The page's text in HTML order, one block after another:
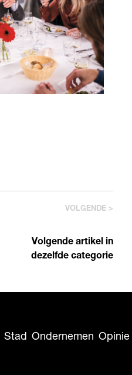
VOLGENDE >
Volgende artikel in
dezelfde categorie
Stad Ondernemen Opinie